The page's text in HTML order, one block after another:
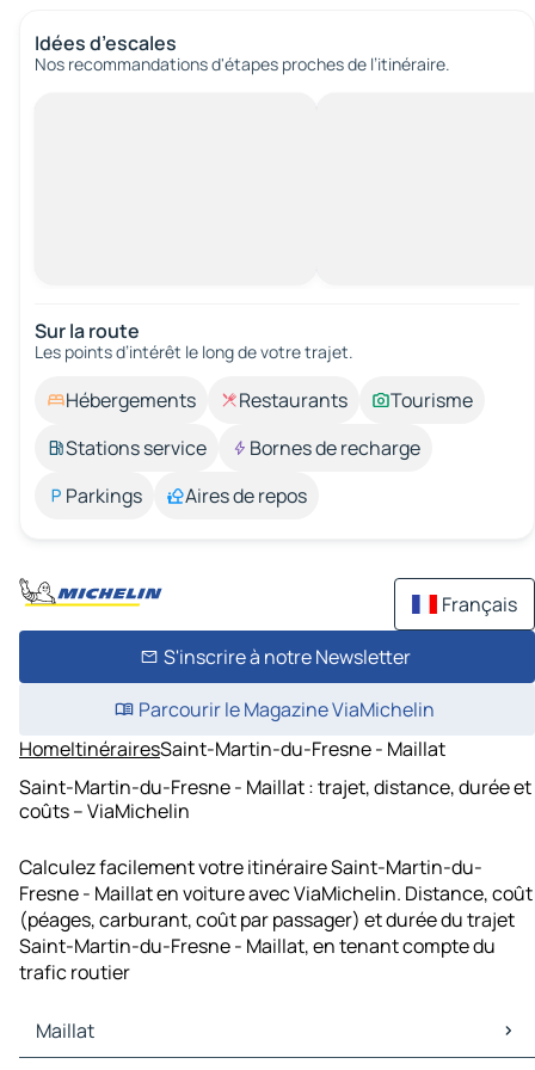
Idées d’escales
Nos recommandations d'étapes proches de l’itinéraire.
Sur la route
Les points d’intérêt le long de votre trajet.
Hébergements Restaurants
Tourisme
Stations service
Bornes de recharge
Parkings
Aires de repos
Français
S'inscrire à notre Newsletter
Parcourir le Magazine ViaMichelin
HomeItinérairesSaint-Martin-du-Fresne - Maillat
Saint-Martin-du-Fresne - Maillat : trajet, distance, durée et
coûts – ViaMichelin
Calculez facilement votre itinéraire Saint-Martin-du-
Fresne - Maillat en voiture avec ViaMichelin. Distance, coût
(péages, carburant, coût par passager) et durée du trajet
Saint-Martin-du-Fresne - Maillat, en tenant compte du
trafic routier
Maillat